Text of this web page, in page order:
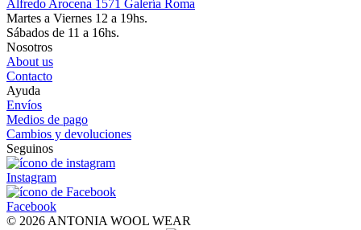
Alfredo Arocena 1571 Galería Roma
Martes a Viernes 12 a 19hs.
Sábados de 11 a 16hs.
Nosotros
About us
Contacto
Ayuda
Envíos
Medios de pago
Cambios y devoluciones
Seguinos
Instagram
Facebook
© 2026 ANTONIA WOOL WEAR